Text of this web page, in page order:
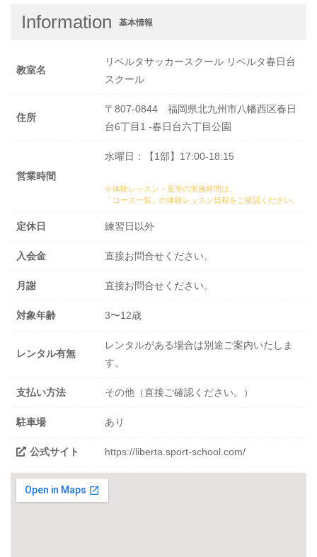
Information 基本情報
教室名
リベルタサッカースクール リベルタ春日台
スクール
住所
〒807-0844 福岡県北九州市八幡西区春日
台6丁目1 -春日台六丁目公園
営業時間
水曜日：【1部】17:00-18:15
※体験レッスン・見学の実施時間は、
「コース一覧」の体験レッスン日程をご確認ください。
定休日 練習日以外
入会金 直接お問合せください。
月謝 直接お問合せください。
対象年齢 3〜12歳
レンタル有無
レンタルがある場合は別途ご案内いたしま
す。
支払い方法 その他（直接ご確認ください。）
駐車場 あり
公式サイト https://liberta.sport-school.com/